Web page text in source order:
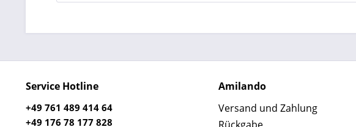
Service Hotline
+49 761 489 414 64
+49 176 78 177 828
Amilando
Versand und Zahlung